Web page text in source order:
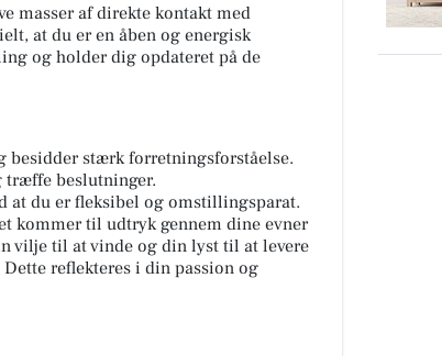
masser af direkte kontakt med
at du er en åben og energisk
og holder dig opdateret på de
besidder stærk forretningsforståelse.
træffe beslutninger.
at du er fleksibel og omstillingsparat.
kommer til udtryk gennem dine evner
vilje til at vinde og din lyst til at levere
reflekteres i din passion og